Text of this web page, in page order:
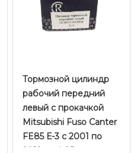
Тормозной цилиндр
рабочий передний
левый с прокачкой
Mitsubishi Fuso Canter
FE85 Е-3 с 2001 по
2012 г.в. | CR